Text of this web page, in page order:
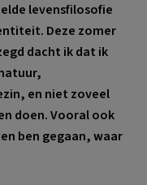
levensfilosofie
Deze zomer
dacht ik dat ik
en niet zoveel
doen. Vooral ook
ben gegaan, waar